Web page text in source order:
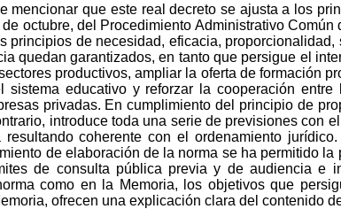
mencionar que este real decreto se ajusta a los
de octubre, del Procedimiento Administrativo
principios de necesidad, eficacia,
quedan garantizados, en tanto que persigue el
productivos, ampliar la oferta de formación
sistema educativo y reforzar la cooperación
privadas. En cumplimiento del principio de
introduce toda una serie de previsiones con
resultando coherente con el ordenamiento
de elaboración de la norma se ha permitido
de consulta pública previa y de audiencia e
como en la Memoria, los objetivos que
ofrecen una explicación clara del contenido